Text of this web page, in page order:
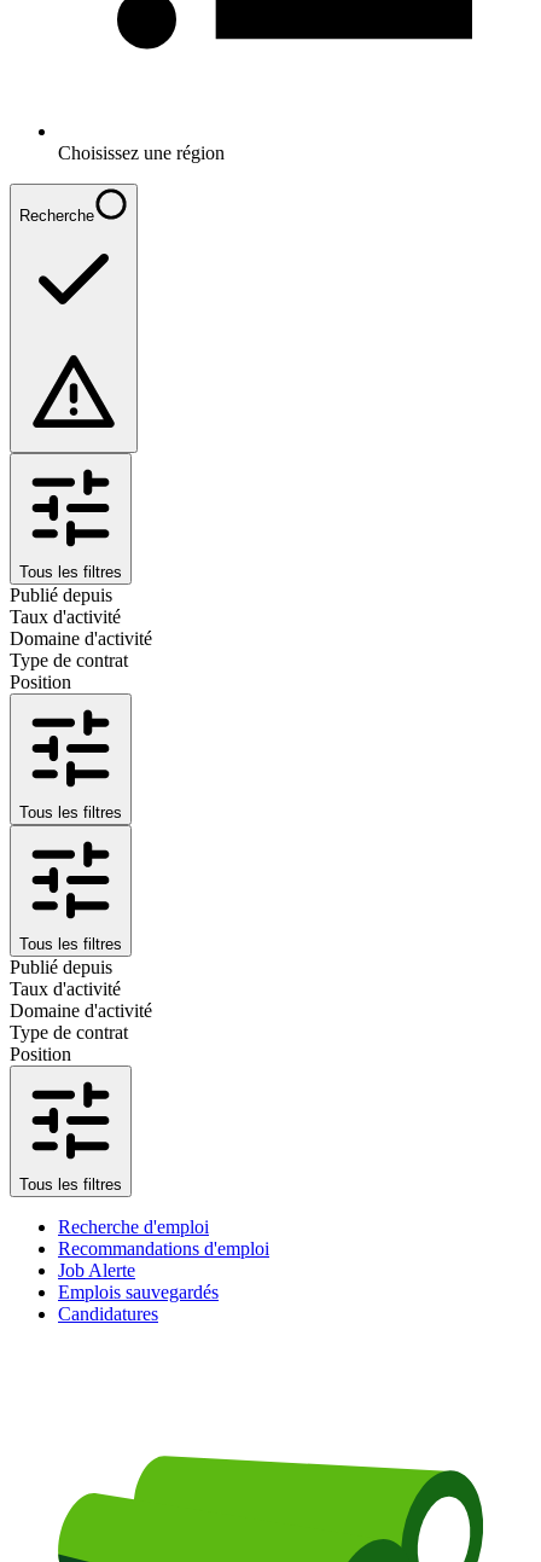
Choisissez une région
Recherche
Tous les filtres
Publié depuis
Taux d'activité
Domaine d'activité
Type de contrat
Position
Tous les filtres
Tous les filtres
Publié depuis
Taux d'activité
Domaine d'activité
Type de contrat
Position
Tous les filtres
Recherche d'emploi
Recommandations d'emploi
Job Alerte
Emplois sauvegardés
Candidatures